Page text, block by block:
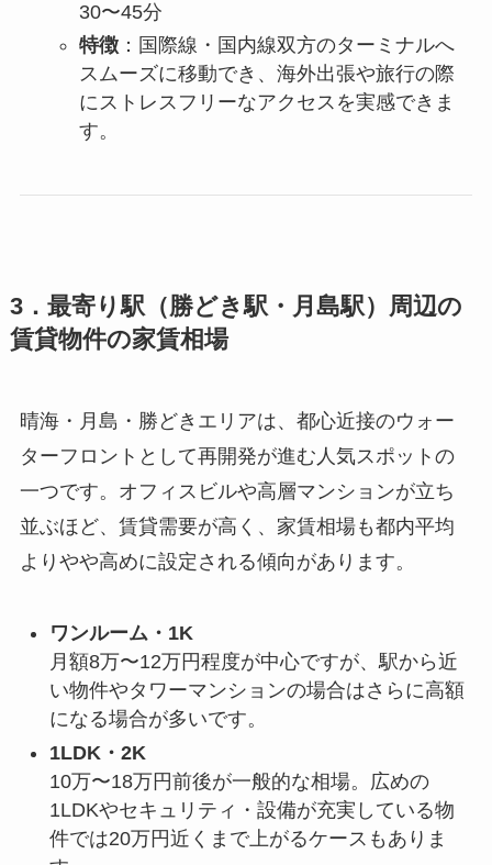
30〜45分
特徴：国際線・国内線双方のターミナルへ
スムーズに移動でき、海外出張や旅行の際
にストレスフリーなアクセスを実感できま
す。
3．最寄り駅（勝どき駅・月島駅）周辺の
賃貸物件の家賃相場
晴海・月島・勝どきエリアは、都心近接のウォー
ターフロントとして再開発が進む人気スポットの
一つです。オフィスビルや高層マンションが立ち
並ぶほど、賃貸需要が高く、家賃相場も都内平均
よりやや高めに設定される傾向があります。
ワンルーム・1K
月額8万〜12万円程度が中心ですが、駅から近
い物件やタワーマンションの場合はさらに高額
になる場合が多いです。
1LDK・2K
10万〜18万円前後が一般的な相場。広めの
1LDKやセキュリティ・設備が充実している物
件では20万円近くまで上がるケースもありま